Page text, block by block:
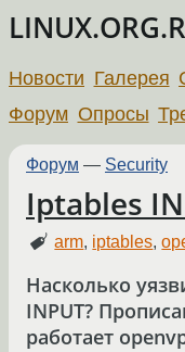
Новости Галерея
Форум Опросы
Форум — Security
Iptables
arm, iptables,
Насколько
INPUT?
работает